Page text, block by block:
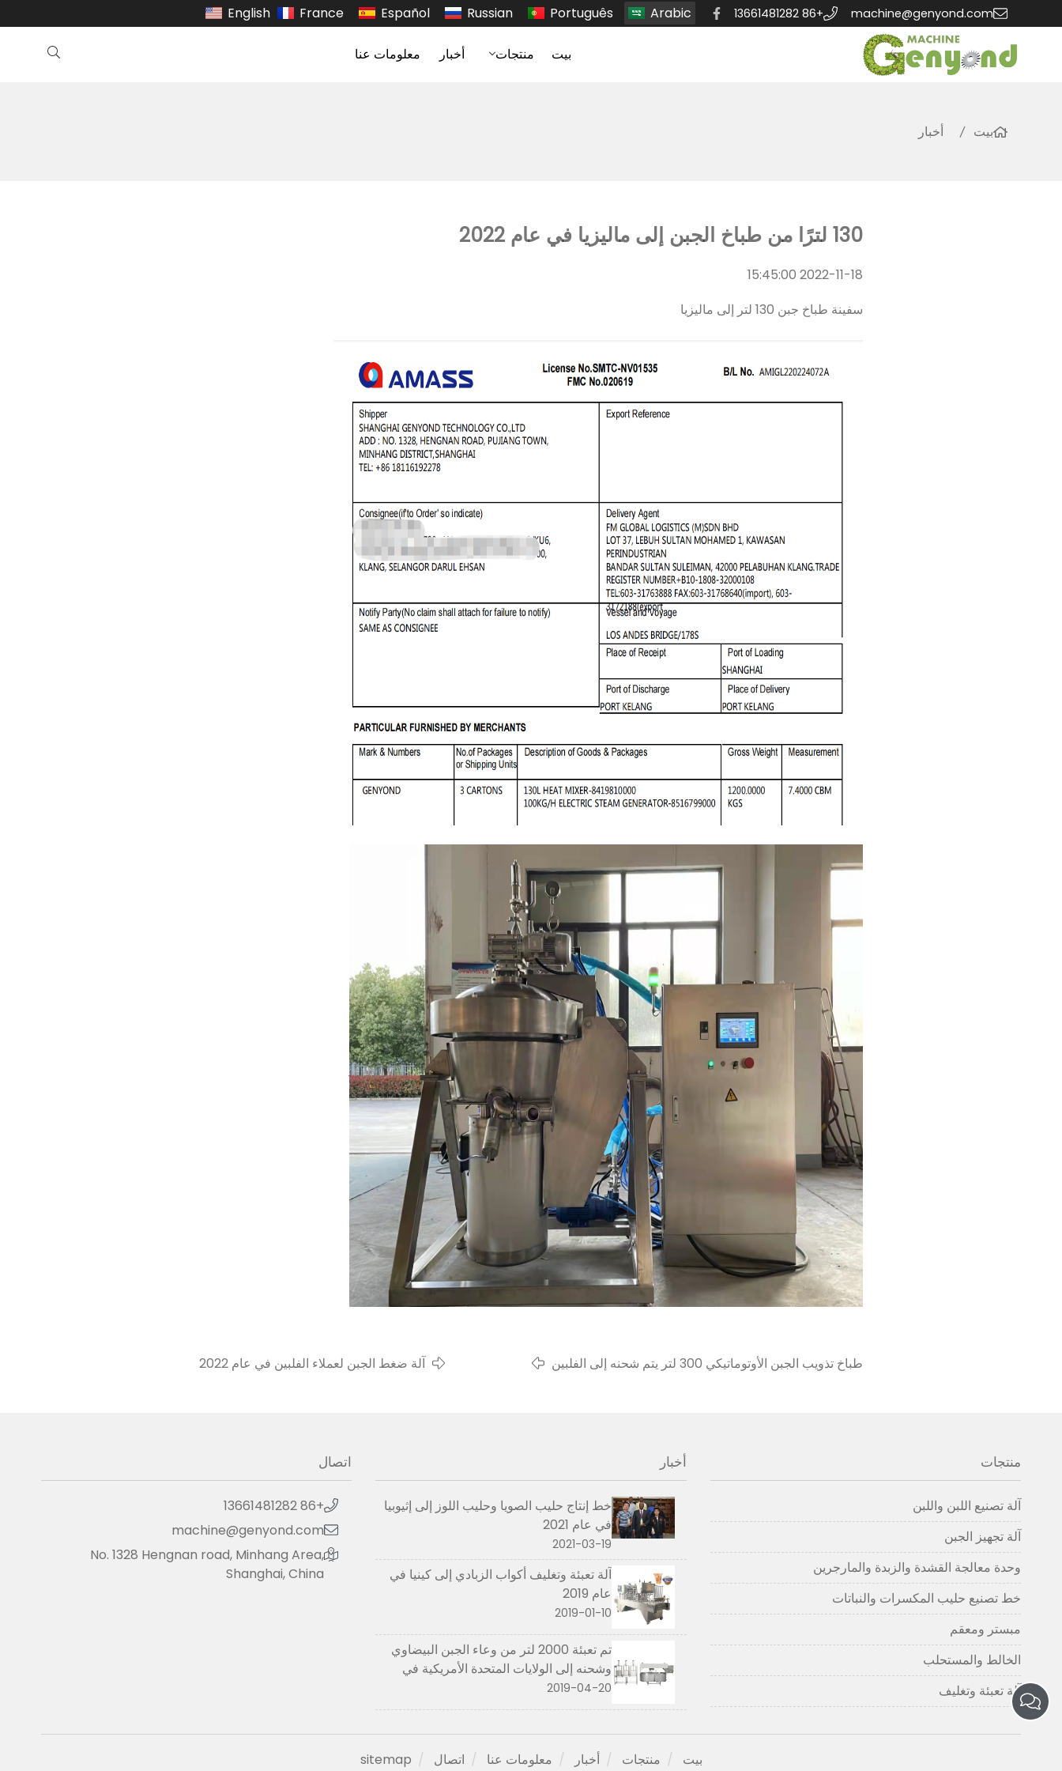
machine@genyond.com
+86 13661481282
English France Español Russian Português Arabic
بيت منتجات أخبار معلومات عنا
بيت أخبار
130 لترًا من طباخ الجبن إلى ماليزيا في عام 2022
2022-11-18 15:45:00
سفينة طباخ جبن 130 لتر إلى ماليزيا
طباخ تذويب الجبن الأوتوماتيكي 300 لتر يتم شحنه إلى الفلبين آلة ضغط الجبن لعملاء الفلبين في عام 2022
منتجات
آلة تصنيع اللبن واللبن
آلة تجهيز الجبن
وحدة معالجة القشدة والزبدة والمارجرين
خط تصنيع حليب المكسرات والنباتات
مبستر ومعقم
الخالط والمستحلب
آلة تعبئة وتغليف
أخبار
خط إنتاج حليب الصويا وحليب اللوز إلى إثيوبيا
في عام 2021
2021-03-19
آلة تعبئة وتغليف أكواب الزبادي إلى كينيا في
عام 2019
2019-01-10
تم تعبئة 2000 لتر من وعاء الجبن البيضاوي
وشحنه إلى الولايات المتحدة الأمريكية في
أبريل 2019
2019-04-20
اتصال
+86 13661481282
machine@genyond.com
No. 1328 Hengnan road, Minhang Area,
Shanghai, China
بيت منتجات أخبار معلومات عنا اتصال sitemap